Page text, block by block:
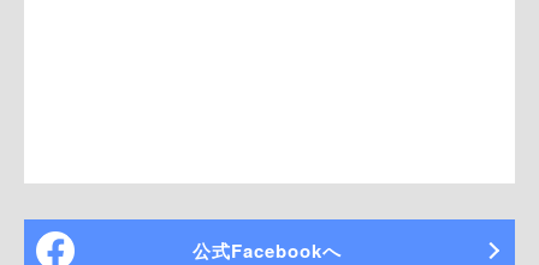
公式Facebookへ